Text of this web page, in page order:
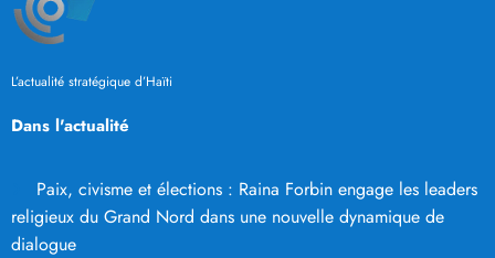
L’actualité stratégique d’Haïti
Dans l'actualité
Paix, civisme et élections : Raina Forbin engage les leaders
religieux du Grand Nord dans une nouvelle dynamique de
dialogue